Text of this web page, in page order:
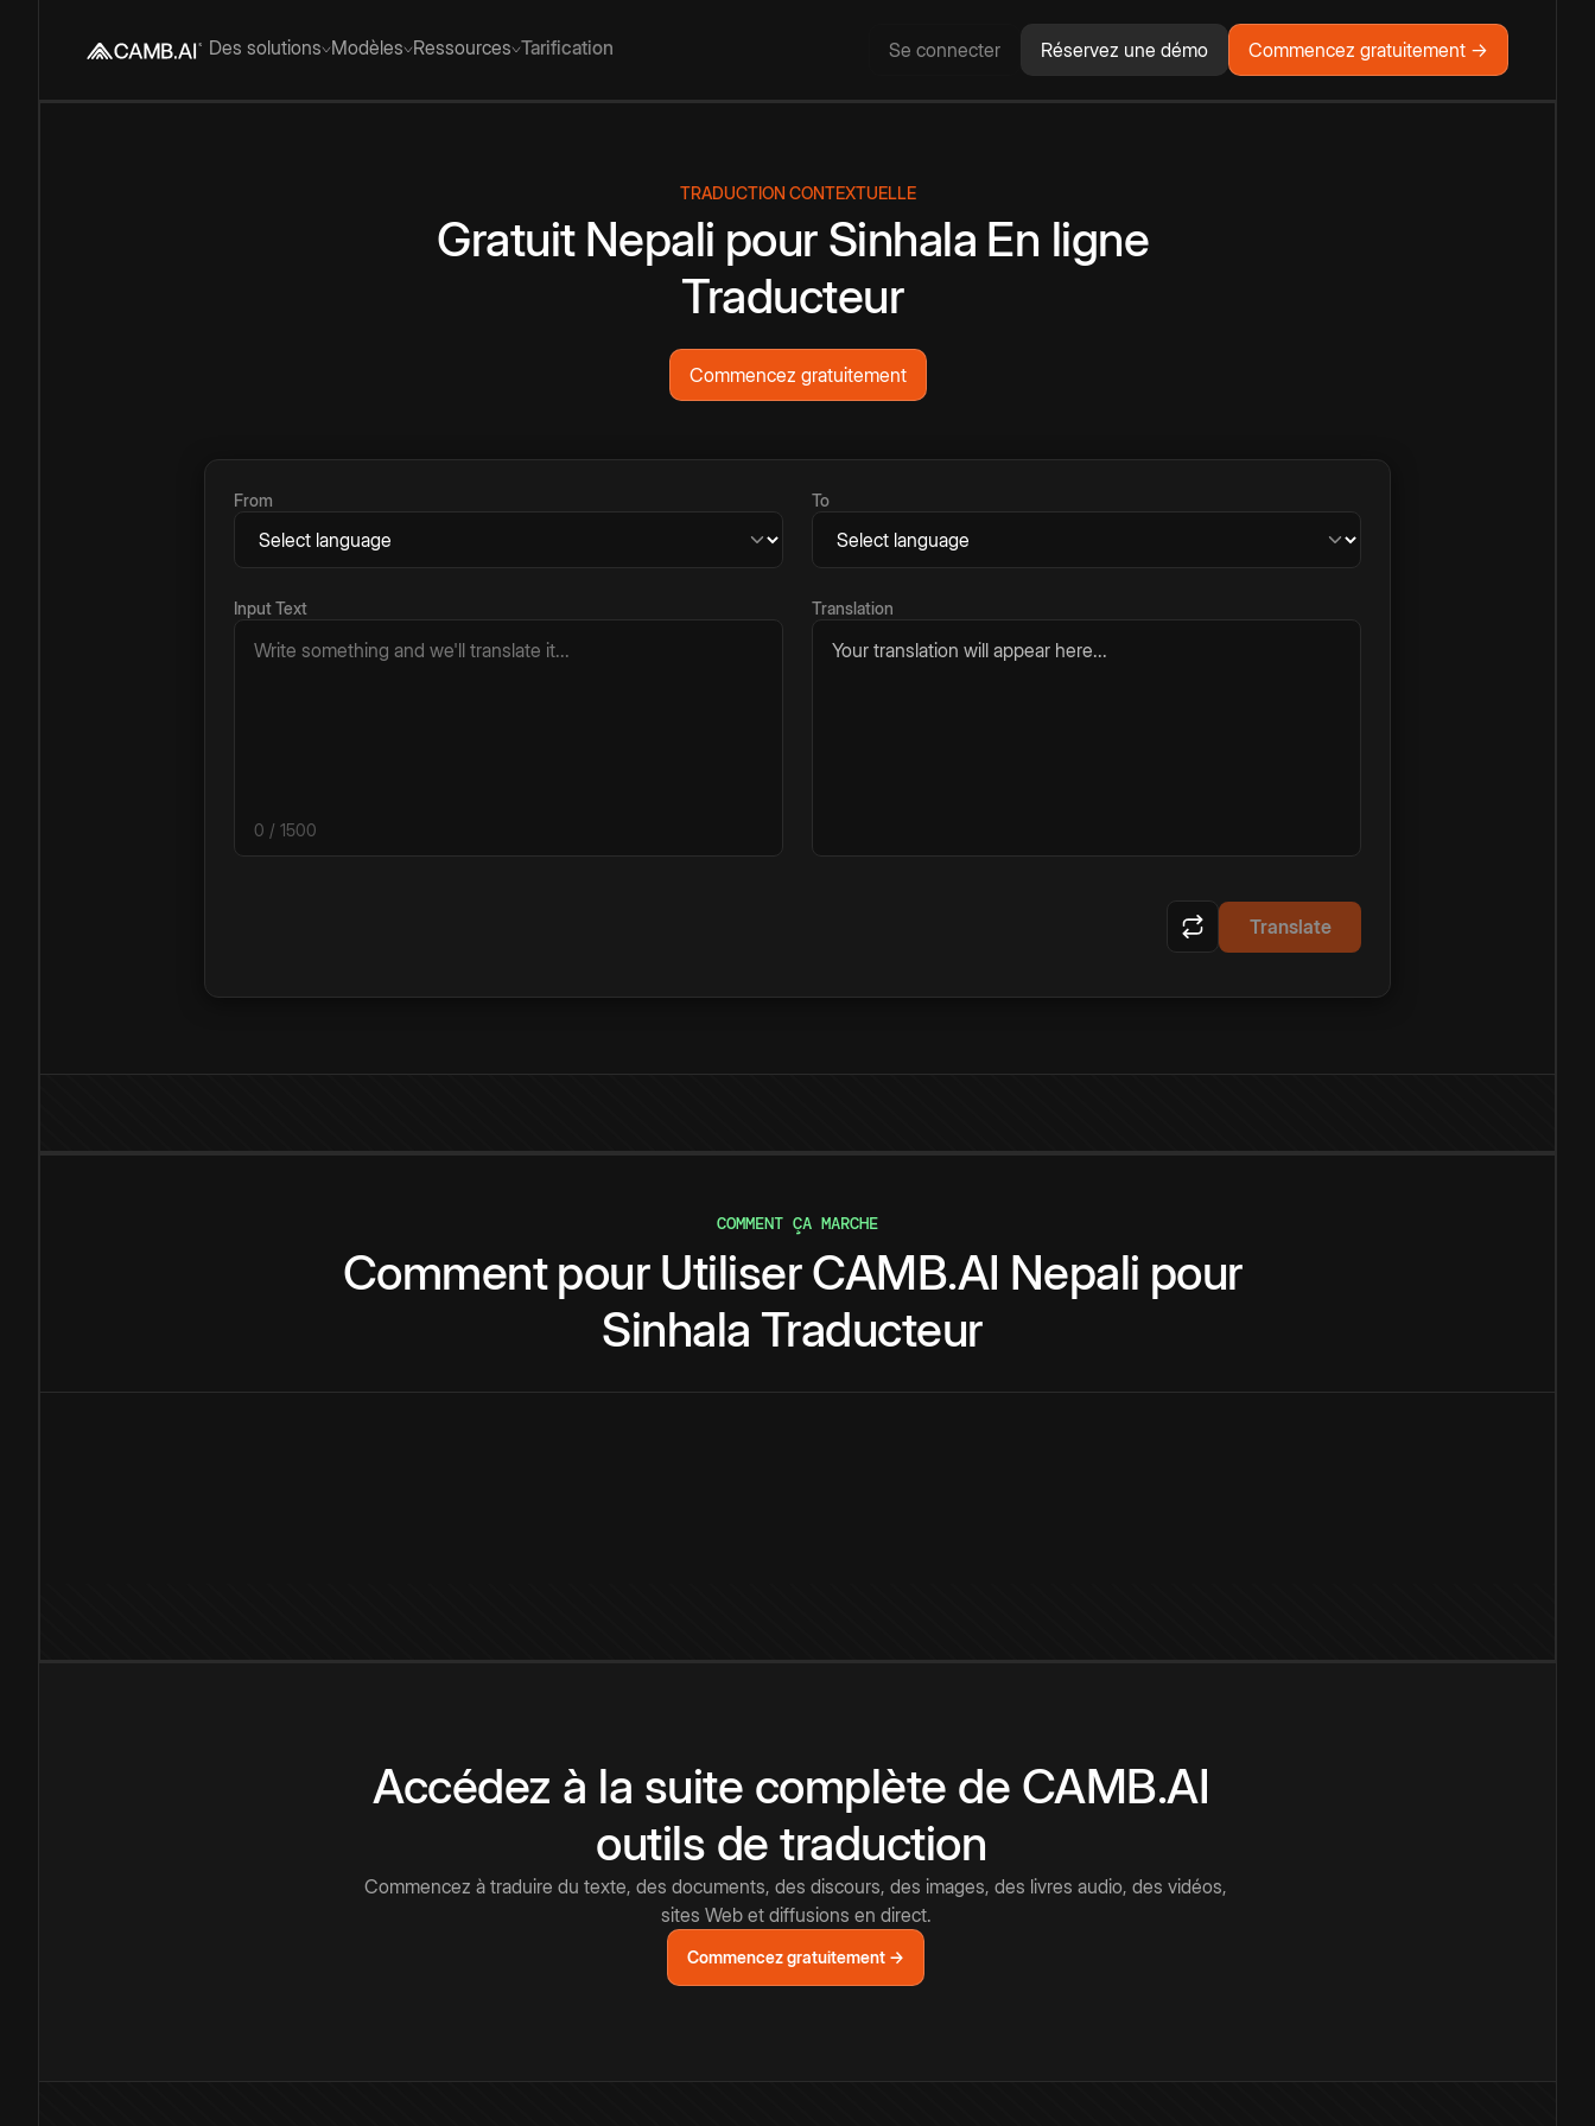
Des solutions Modèles Ressources Tarification Se connecter Réservez une démo Commencez gratuitement →
TRADUCTION CONTEXTUELLE
Gratuit Nepali pour Sinhala En ligne
Traducteur
Commencez gratuitement
From To
Input Text
0 / 1500
Translation
Your translation will appear here...
Translate
COMMENT ÇA MARCHE
Comment pour UtiliserCAMB.AI Nepali pour
Sinhala Traducteur
Accédez à la suite complète de CAMB.AI
outils de traduction
Commencez à traduire du texte, des documents, des discours, des images, des livres audio, des vidéos,
sites Web et diffusions en direct.
Commencez gratuitement →